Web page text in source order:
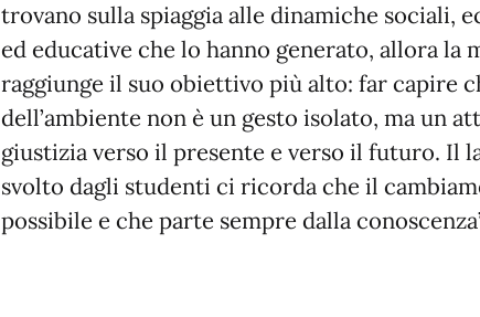
trovano sulla spiaggia alle dinamiche sociali,
ed educative che lo hanno generato, allora la
raggiunge il suo obiettivo più alto: far capire
dell’ambiente non è un gesto isolato, ma un
giustizia verso il presente e verso il futuro. Il
svolto dagli studenti ci ricorda che il
possibile e che parte sempre dalla